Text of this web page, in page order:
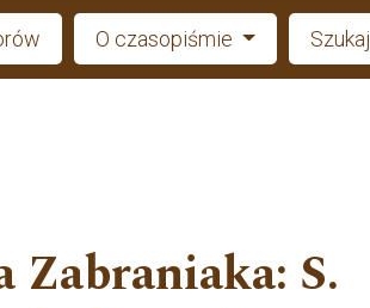
O czasopiśmie Szukaj
Zabraniaka: S.